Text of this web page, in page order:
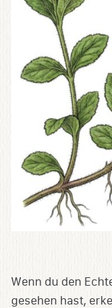
Wenn du den
gesehen hast,